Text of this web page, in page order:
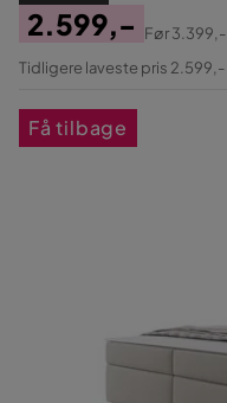
Pris
2.599,-
Original
Før3.399,-
Tidligere laveste pris 2.599,-
Få tilbage